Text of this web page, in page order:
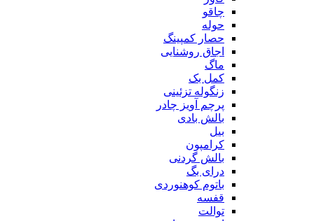
چاقو
حوله
حصار کمپینگ
اجاق روشنایی
ماگ
کمل بک
زنگوله تزئینی
پرچم آویز چادر
بالش بادی
بیل
کرامپون
بالش گردنی
درای بگ
باتوم کوهنوردی
قفسه
توالت